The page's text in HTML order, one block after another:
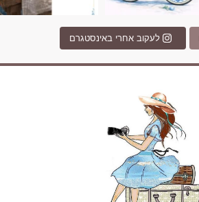
לעקוב אחרי באינסטגרם